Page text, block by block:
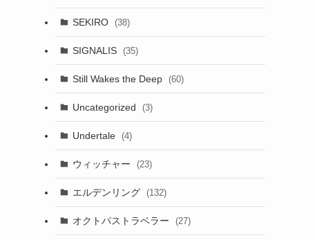
SEKIRO (38)
SIGNALIS (35)
Still Wakes the Deep (60)
Uncategorized (3)
Undertale (4)
ウィッチャー (23)
エルデンリング (132)
オクトパストラベラー (27)